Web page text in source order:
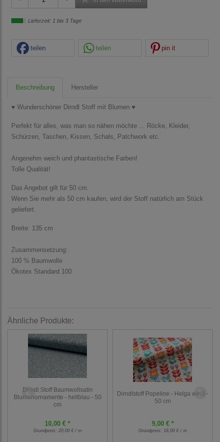
Lieferzeit: 1 bis 3 Tage
teilen teilen pin it
Beschreibung Hersteller
♥ Wunderschöner Dirndl Stoff mit Blumen ♥
Perfekt für alles, was man so nähen möchte ... Röcke, Kleider,
Schürzen, Taschen, Kissen, Schals, Patchwork etc.
Angenehm weich und phantastische Farben!
Tolle Qualität!
Das Angebot gilt für 50 cm.
Wenn Sie mehr als 50 cm kaufen, wird der Stoff natürlich am Stück
geliefert.
Breite: 135 cm
Zusammensetzung:
100 % Baumwolle
Ökotex Standard 100
Ähnliche Produkte:
Dirndl Stoff Baumwollsatin
Blumenornamente - hellblau - 50
cm
10,00 € *
Grundpreis: 20,00 € / m
Dirndlstoff Popeline - Helga weiß -
50 cm
9,00 € *
Grundpreis: 18,00 € / m